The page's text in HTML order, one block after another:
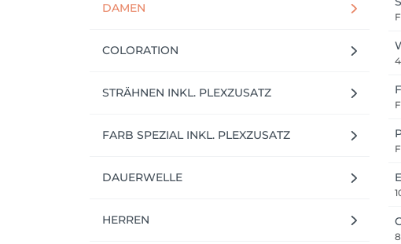
DAMEN
COLORATION
STRÄHNEN INKL. PLEXZUSATZ
FARB SPEZIAL INKL. PLEXZUSATZ
DAUERWELLE
HERREN